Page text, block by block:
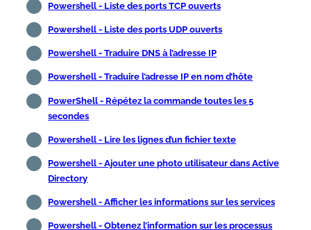
Powershell - Liste des ports TCP ouverts
Powershell - Liste des ports UDP ouverts
Powershell - Traduire DNS à l’adresse IP
Powershell - Traduire l’adresse IP en nom d’hôte
PowerShell - Répétez la commande toutes les 5
secondes
Powershell - Lire les lignes d’un fichier texte
Powershell - Ajouter une photo utilisateur dans Active
Directory
Powershell - Afficher les informations sur les services
Powershell - Obtenez l’information sur les processus